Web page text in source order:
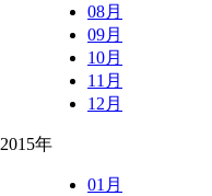
08月
09月
10月
11月
12月
2015年
01月